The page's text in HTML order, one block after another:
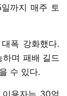
까지 매주 토
폭 강화했다.
며 패배 길드
수 있다.
용자는 30억